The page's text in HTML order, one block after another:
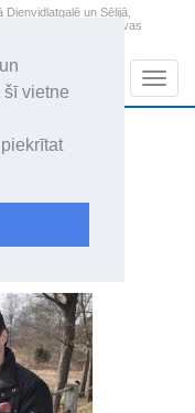
šī vietne
un Sēlijā,
Augšdaugavas
+20.6